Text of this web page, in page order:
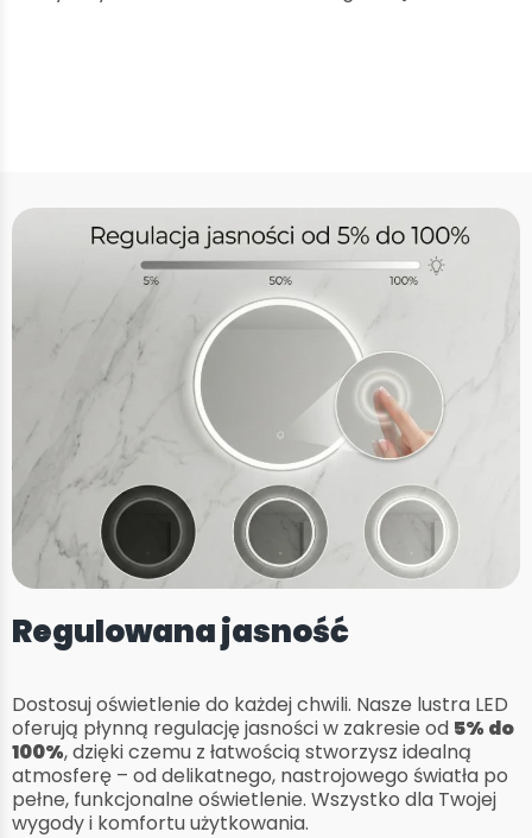
Regulowana jasność
Dostosuj oświetlenie do każdej chwili. Nasze lustra LED
oferują płynną regulację jasności w zakresie od 5% do
100%, dzięki czemu z łatwością stworzysz idealną
atmosferę – od delikatnego, nastrojowego światła po
pełne, funkcjonalne oświetlenie. Wszystko dla Twojej
wygody i komfortu użytkowania.